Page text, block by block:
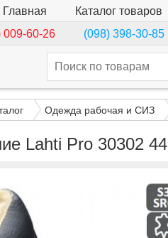
Главная Каталог товаров
009-60-26
(098) 398-30-85
Одежда рабочая и СИЗ
Lahti Pro 30302 44